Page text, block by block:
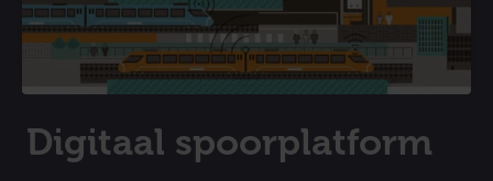
Digitaal spoorplatform